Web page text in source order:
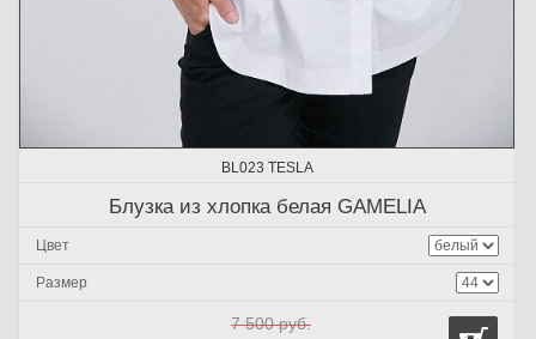
BL023 TESLA
Блузка из хлопка белая GAMELIA
Цвет
Размер
7 500руб.